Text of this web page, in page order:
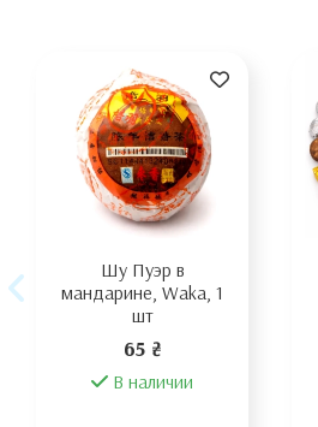
Шу Пуэр в
мандарине, Waka, 1
шт
65 ₴
В наличии